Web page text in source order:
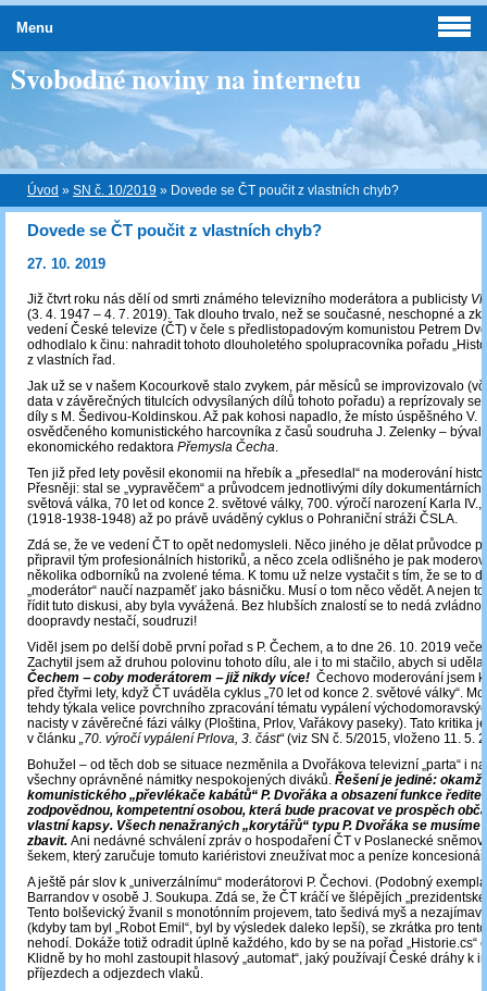
Svobodné noviny na internetu
Úvod » SN č. 10/2019 » Dovede se ČT poučit z vlastních chyb?
Dovede se ČT poučit z vlastních chyb?
27. 10. 2019
Již čtvrt roku nás dělí od smrti známého televizního moderátora a publicisty
(3. 4. 1947 – 4. 7. 2019). Tak dlouho trvalo, než se současné, neschopné a
vedení České televize (ČT) v čele s předlistopadovým komunistou Petrem
odhodlalo k činu: nahradit tohoto dlouholetého spolupracovníka pořadu
z vlastních řad.
Jak už se v našem Kocourkově stalo zvykem, pár měsíců se improvizovalo
data v závěrečných titulcích odvysílaných dílů tohoto pořadu) a reprízovaly se
díly s M. Šedivou-Koldinskou. Až pak kohosi napadlo, že místo úspěšného V.
osvědčeného komunistického harcovníka z časů soudruha J. Zelenky –
ekonomického redaktora Přemysla Čecha.
Ten již před lety pověsil ekonomii na hřebík a „přesedlal“ na moderování
Přesněji: stal se „vypravěčem“ a průvodcem jednotlivými díly dokumentárních
světová válka, 70 let od konce 2. světové války, 700. výročí narození Karla IV.,
(1918-1938-1948) až po právě uváděný cyklus o Pohraniční stráži ČSLA.
Zdá se, že ve vedení ČT to opět nedomysleli. Něco jiného je dělat průvodce
připravil tým profesionálních historiků, a něco zcela odlišného je pak
několika odborníků na zvolené téma. K tomu už nelze vystačit s tím, že se to
„moderátor“ naučí nazpaměť jako básničku. Musí o tom něco vědět. A nejen
řídit tuto diskusi, aby byla vyvážená. Bez hlubších znalostí se to nedá
doopravdy nestačí, soudruzi!
Viděl jsem po delší době první pořad s P. Čechem, a to dne 26. 10. 2019
Zachytil jsem až druhou polovinu tohoto dílu, ale i to mi stačilo, abych si
Čechem ‒ coby moderátorem ‒ již nikdy více! Čechovo moderování jsem
před čtyřmi lety, když ČT uváděla cyklus „70 let od konce 2. světové války“.
tehdy týkala velice povrchního zpracování tématu vypálení
nacisty v závěrečné fázi války (Ploština, Prlov, Vařákovy paseky). Tato kritika
v článku „70. výročí vypálení Prlova, 3. část“(viz SN č. 5/2015, vloženo 11. 5.
Bohužel – od těch dob se situace nezměnila a Dvořákova televizní „parta“ i
všechny oprávněné námitky nespokojených diváků. Řešení je jediné:
komunistického „převlékače kabátů“ P. Dvořáka a obsazení funkce
zodpovědnou, kompetentní osobou, která bude pracovat ve prospěch
vlastní kapsy. Všech nenažraných „korytářů“ typu P. Dvořáka se musíme
zbavit. Ani nedávné schválení zpráv o hospodaření ČT v Poslanecké
šekem, který zaručuje tomuto kariéristovi zneužívat moc a peníze
A ještě pár slov k „univerzálnímu“ moderátorovi P. Čechovi. (Podobný
Barrandov v osobě J. Soukupa. Zdá se, že ČT kráčí ve šlépějích
Tento bolševický žvanil s monotónním projevem, tato šedivá myš a
(kdyby tam byl „Robot Emil“, byl by výsledek daleko lepší), se zkrátka pro
nehodí. Dokáže totiž odradit úplně každého, kdo by se na pořad „Historie.cs“
Klidně by ho mohl zastoupit hlasový „automat“, jaký používají České dráhy k
příjezdech a odjezdech vlaků.
Menu